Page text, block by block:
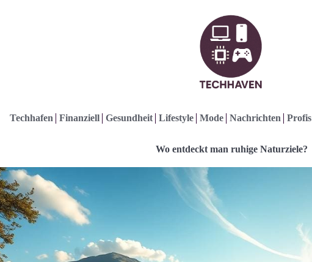
Techhafen Finanziell Gesundheit Lifestyle Mode Nachrichten Profis
Wo entdeckt man ruhige Naturziele?